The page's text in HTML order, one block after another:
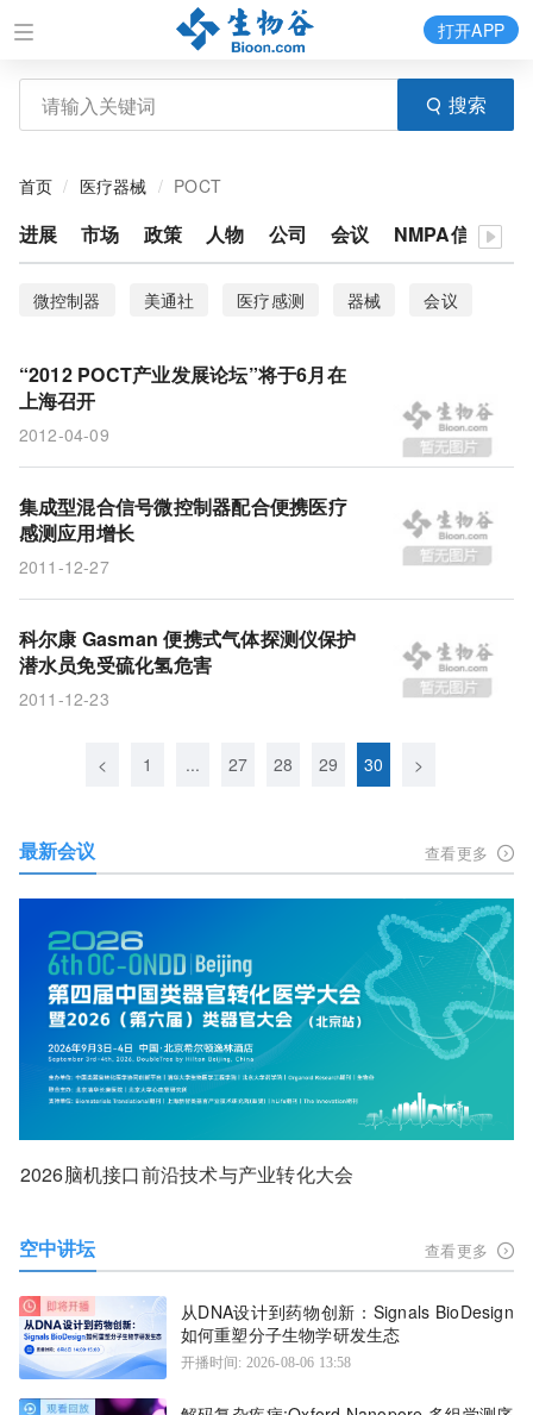
搜索
打开APP
首页 医疗器械 POCT
进展 市场 政策 人物 公司 会议 NMPA信息
微控制器 美通社 医疗感测 器械
会议
“2012 POCT产业发展论坛”将于6月在
上海召开
2012-04-09
集成型混合信号微控制器配合便携医疗
感测应用增长
2011-12-27
科尔康 Gasman 便携式气体探测仪保护
潜水员免受硫化氢危害
2011-12-23
< 1 ... 27 28 29 30 >
最新会议 查看更多
2026脑机接口前沿技术与产业转化大会
空中讲坛 查看更多
从DNA设计到药物创新：Signals BioDesign
如何重塑分子生物学研发生态
开播时间: 2026-08-06 13:58